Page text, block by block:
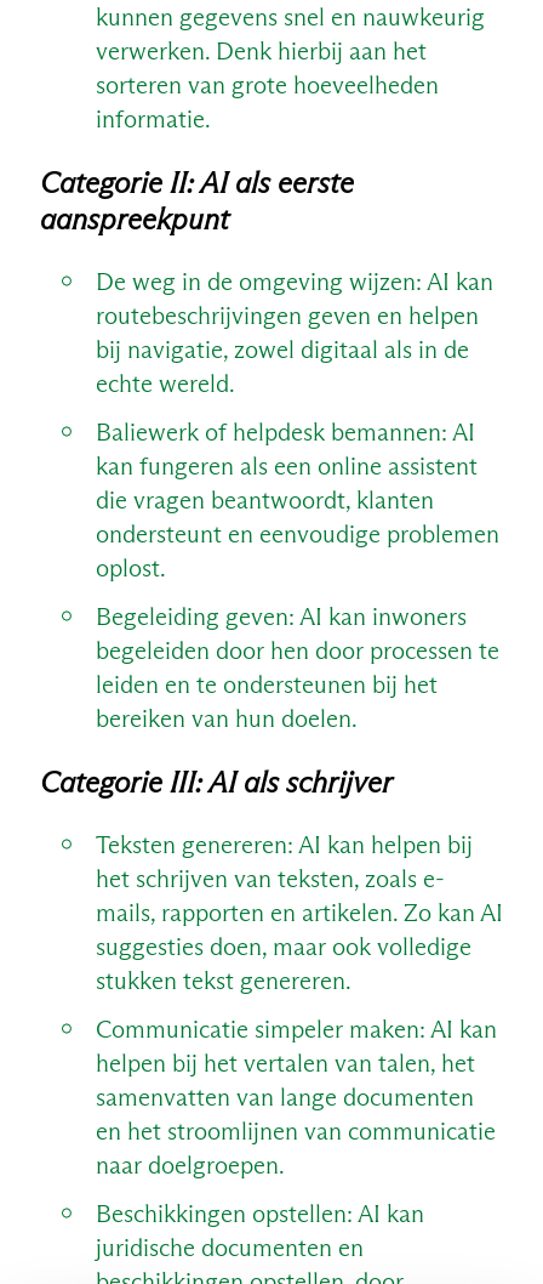
kunnen gegevens snel en nauwkeurig
verwerken. Denk hierbij aan het
sorteren van grote hoeveelheden
informatie.
Categorie II: AI als eerste
aanspreekpunt
De weg in de omgeving wijzen: AI kan
routebeschrijvingen geven en helpen
bij navigatie, zowel digitaal als in de
echte wereld.
Baliewerk of helpdesk bemannen: AI
kan fungeren als een online assistent
die vragen beantwoordt, klanten
ondersteunt en eenvoudige problemen
oplost.
Begeleiding geven: AI kan inwoners
begeleiden door hen door processen te
leiden en te ondersteunen bij het
bereiken van hun doelen.
Categorie III: AI als schrijver
Teksten genereren: AI kan helpen bij
het schrijven van teksten, zoals e-
mails, rapporten en artikelen. Zo kan AI
suggesties doen, maar ook volledige
stukken tekst genereren.
Communicatie simpeler maken: AI kan
helpen bij het vertalen van talen, het
samenvatten van lange documenten
en het stroomlijnen van communicatie
naar doelgroepen.
Beschikkingen opstellen: AI kan
juridische documenten en